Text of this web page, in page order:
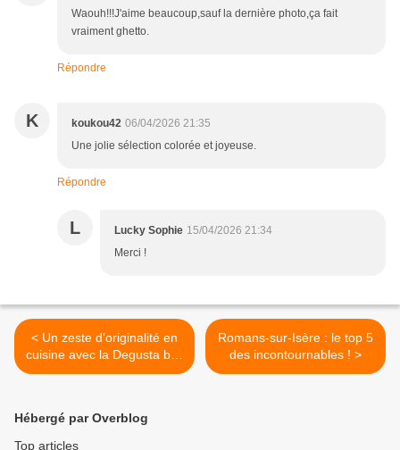
Waouh!!!J'aime beaucoup,sauf la dernière photo,ça fait
vraiment ghetto.
Répondre
K koukou42 06/04/2026 21:35
Une jolie sélection colorée et joyeuse.
Répondre
L Lucky Sophie 15/04/2026 21:34
Merci !
< Un zeste d'originalité en
cuisine avec la Degusta box
!
Romans-sur-Isère : le top 5
des incontournables ! >
Hébergé par Overblog
Top articles